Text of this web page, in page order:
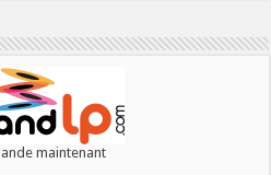
maintenant